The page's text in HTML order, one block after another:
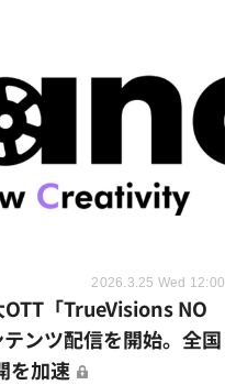
2026.3.25 Wed 12:00
「TrueVisions NO
ンツ配信を開始。全国
を加速